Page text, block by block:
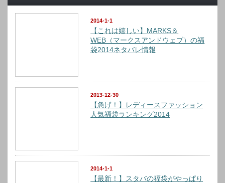
2014-1-1
【これは嬉しい】MARKS＆
WEB（マークスアンドウェブ）の福
袋2014ネタバレ情報
2013-12-30
【急げ！】レディースファッション
人気福袋ランキング2014
2014-1-1
【最新！】スタバの福袋がやっぱり